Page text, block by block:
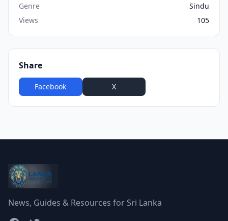
Genre
Sindu
Views
105
Share
Facebook X
News, Guides & Resources for Sri Lanka